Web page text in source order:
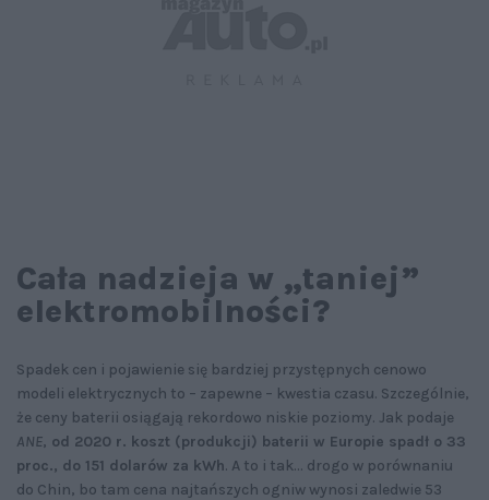
Cała nadzieja w „taniej”
elektromobilności?
Spadek cen i pojawienie się bardziej przystępnych cenowo
modeli elektrycznych to – zapewne – kwestia czasu. Szczególnie,
że ceny baterii osiągają rekordowo niskie poziomy. Jak podaje
ANE, od 2020 r. koszt (produkcji) baterii w Europie spadł o 33
proc., do 151 dolarów za kWh. A to i tak… drogo w porównaniu
do Chin, bo tam cena najtańszych ogniw wynosi zaledwie 53